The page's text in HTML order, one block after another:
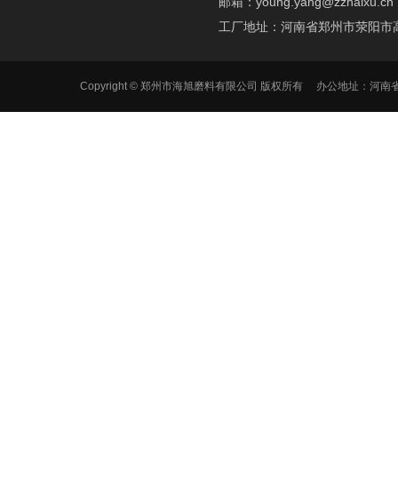
工厂地址：河南省郑州市荥阳市
Copyright © 郑州市海旭磨料有限公司 版权所有 办公地址：河